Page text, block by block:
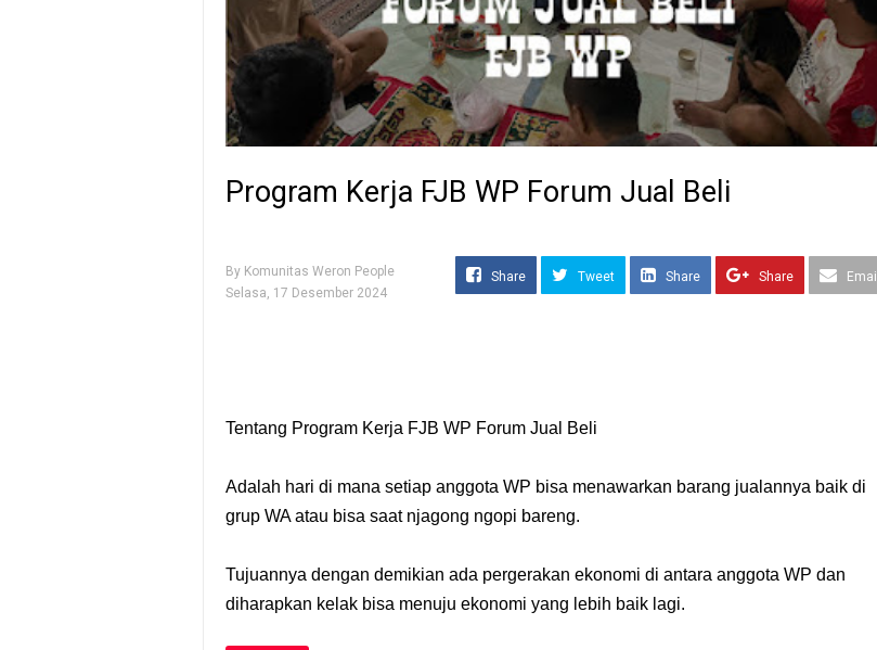
Program Kerja FJB WP Forum Jual Beli
By Komunitas Weron People
Selasa, 17 Desember 2024
Share Tweet Share Share Email
Tentang Program Kerja FJB WP Forum Jual Beli
Adalah hari di mana setiap anggota WP bisa menawarkan barang jualannya baik di
grup WA atau bisa saat njagong ngopi bareng.
Tujuannya dengan demikian ada pergerakan ekonomi di antara anggota WP dan
diharapkan kelak bisa menuju ekonomi yang lebih baik lagi.